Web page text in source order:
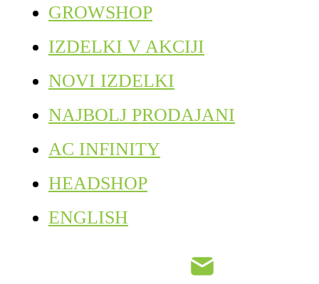
GROWSHOP
IZDELKI V AKCIJI
NOVI IZDELKI
NAJBOLJ PRODAJANI
AC INFINITY
HEADSHOP
ENGLISH